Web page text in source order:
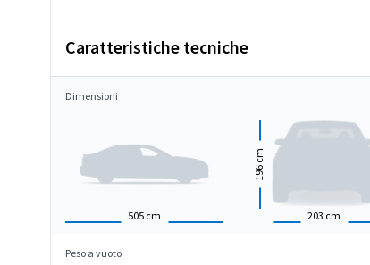
Caratteristiche tecniche
Dimensioni
505 cm 203 cm
196
cm
Peso a vuoto